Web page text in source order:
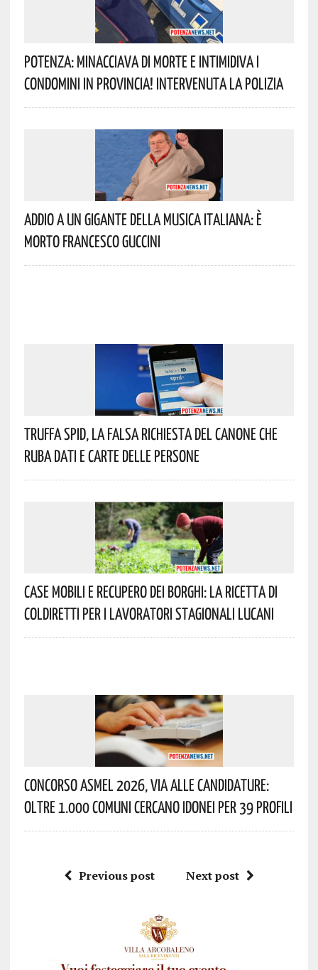
Potenza: Minacciava Di Morte E Intimidiva I
Condomini In Provincia! Intervenuta La Polizia
Addio A Un Gigante Della Musica Italiana: È
Morto Francesco Guccini
Truffa Spid, La Falsa Richiesta Del Canone Che
Ruba Dati E Carte Delle Persone
Case Mobili E Recupero Dei Borghi: La Ricetta Di
Coldiretti Per I Lavoratori Stagionali Lucani
Concorso Asmel 2026, Via Alle Candidature:
Oltre 1.000 Comuni Cercano Idonei Per 39 Profili
Previous post Next post